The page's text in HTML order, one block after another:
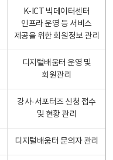
K-ICT 빅데이터센터
인프라 운영 등 서비스
제공을 위한 회원정보 관리
디지털배움터 운영 및
회원관리
강사·서포터즈 신청 접수
및 현황 관리
디지털배움터 문의자 관리